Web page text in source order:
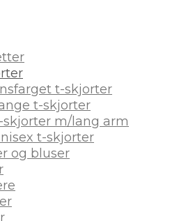
t-skjorter
t-skjorter
skjorter m/lang arm
t-skjorter
og bluser